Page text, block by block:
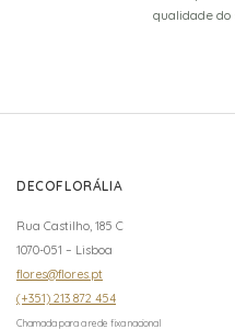
qualidade do
DECOFLORÁLIA
Rua Castilho, 185 C
1070-051 – Lisboa
flores@flores.pt
(+351) 213 872 454
Chamada para a rede fixa nacional